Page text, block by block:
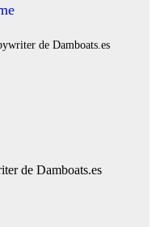
de Damboats.es
de Damboats.es